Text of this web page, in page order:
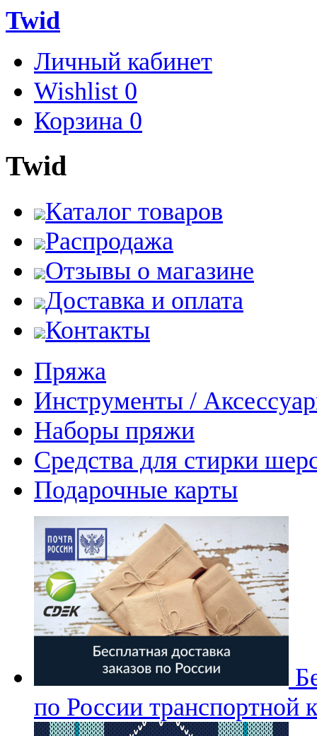
Twid
Личный кабинет
Wishlist 0
Корзина 0
Twid
Каталог товаров
Распродажа
Отзывы о магазине
Доставка и оплата
Контакты
Пряжа
Инструменты /
Наборы пряжи
Средства для стирки
Подарочные карты
по России транспортной